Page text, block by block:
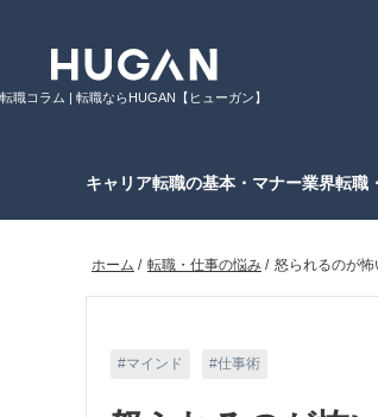
転職コラム | 転職ならHUGAN【ヒューガン】
キャリア転職の基本・マナー業界転職
ホーム / 転職・仕事の悩み / 怒られるのが
マインド 仕事術